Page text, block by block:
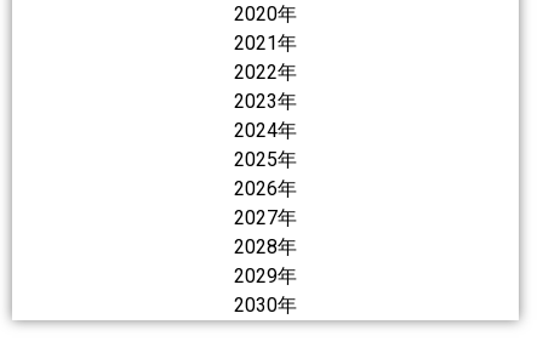
2020年
2021年
2022年
2023年
2024年
2025年
2026年
2027年
2028年
2029年
2030年